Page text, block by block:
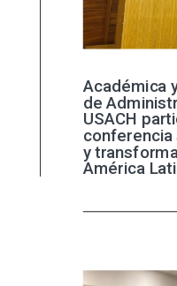
Académica
de
USACH
y
América